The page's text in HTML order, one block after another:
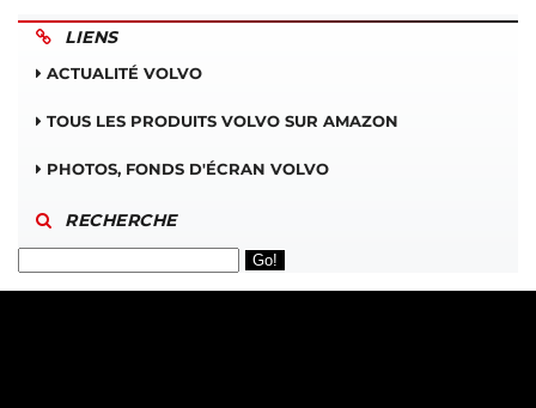
LIENS
ACTUALITÉ VOLVO
TOUS LES PRODUITS VOLVO SUR AMAZON
PHOTOS, FONDS D'ÉCRAN VOLVO
RECHERCHE